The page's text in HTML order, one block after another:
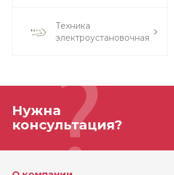
Техника
электроустановочная
Нужна
консультация?